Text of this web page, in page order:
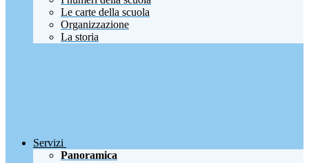
Le carte della scuola
Organizzazione
La storia
Servizi
Panoramica